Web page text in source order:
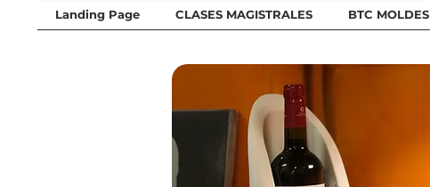
Landing Page CLASES MAGISTRALES BTC MOLDES